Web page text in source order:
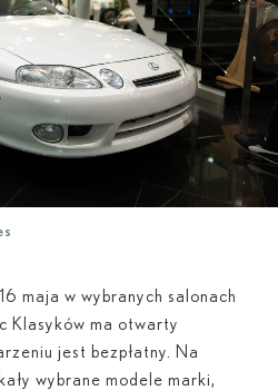
maja w wybranych salonach
Klasyków ma otwarty
jest bezpłatny. Na
wybrane modele marki,